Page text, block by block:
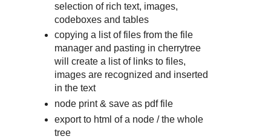
selection of rich text, images,
codeboxes and tables
copying a list of files from the file
manager and pasting in cherrytree
will create a list of links to files,
images are recognized and inserted
in the text
node print & save as pdf file
export to html of a node / the whole
tree